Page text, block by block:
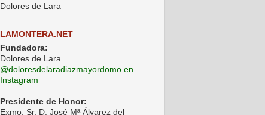
Dolores de Lara
LAMONTERA.NET
Fundadora:
Dolores de Lara
@doloresdelaradiazmayordomo en
Instagram
Presidente de Honor:
Exmo. Sr. D. José Mª Álvarez del